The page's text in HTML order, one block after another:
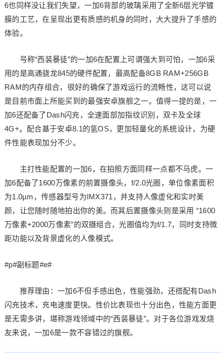
6也同样没让我们失望，一加6背部的玻璃采用了全新6层光学镀
膜的工艺，在呈现出更有质感的机身的同时，大大提升了手感的
体验。
号称“西装暴徒”的一加6在配置上可谓强大到可怕，一加6采
用的是高通骁龙845的硬件配置，最高配备8GB RAM+256GB
RAM的内存组合，很好的确保了游戏运行的流畅性，这可以说
是目前市面上所能买到的最强安卓旗舰之一。值得一提的是，一
加6还配备了Dash闪充，全速面部加指纹识别，双卡及全球
4G+。配合基于安卓8.1的氢OS，更加轻量化的系统设计，为硬
件性能表现加分不少。
主打性能配置的一加6，在拍照方面同样一点都不马虎。一
加6配备了1600万像素的前置摄像头，f/2.0光圈，单位像素面积
为1.0µm，传感器型号为IMX371，并支持人像虚化和实时美
颜，让您随时随地拍出你的美。而其后置摄像头则是采用 “1600
万像素+2000万像素”的双摄组合，光圈值均为f/1.7，同时支持微
距功能以及背景虚化的人像模式。
#p#副标题#e#
推荐理由：一加6不但手感出色，性能强劲，还搭配有Dash
闪充技术，充电速度更快。性价比表现也十分出色，性能方面更
是无需多讲，堪称游戏领域中的“西装暴徒”。对于各位游戏发烧
友来说，一加6是一款不容错过的旗舰。